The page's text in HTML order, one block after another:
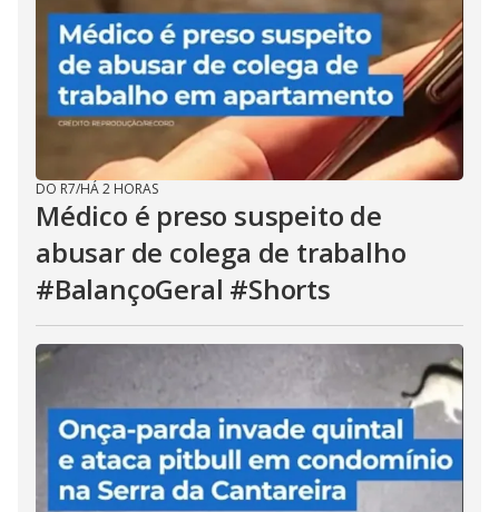
DO R7/HÁ 2 HORAS
Médico é preso suspeito de
abusar de colega de trabalho
#BalançoGeral #Shorts